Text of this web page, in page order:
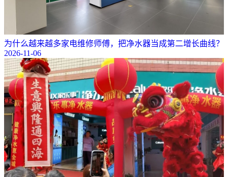
为什么越来越多家电维修师傅，把净水器当成第二增长曲线？
2026-11-06